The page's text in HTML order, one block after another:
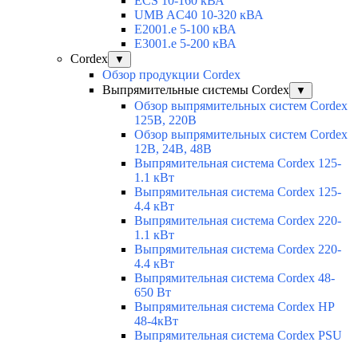
UMB AC40 10-320 кВА
E2001.e 5-100 кВА
E3001.e 5-200 кВА
Cordex
▼
Обзор продукции Cordex
Выпрямительные системы Cordex
▼
Обзор выпрямительных систем Cordex
125В, 220В
Обзор выпрямительных систем Cordex
12В, 24В, 48В
Выпрямительная система Cordex 125-
1.1 кВт
Выпрямительная система Cordex 125-
4.4 кВт
Выпрямительная система Cordex 220-
1.1 кВт
Выпрямительная система Cordex 220-
4.4 кВт
Выпрямительная система Cordex 48-
650 Вт
Выпрямительная система Cordex HP
48-4кВт
Выпрямительная система Cordex PSU